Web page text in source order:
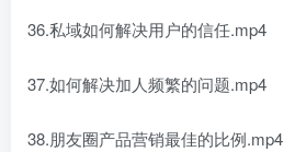
36.私域如何解决用户的信任.mp4
37.如何解决加人频繁的问题.mp4
38.朋友圈产品营销最佳的比例.mp4